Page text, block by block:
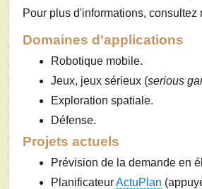
Pour plus d'informations, consultez
Domaines d'applications
Robotique mobile.
Jeux, jeux sérieux (serious
Exploration spatiale.
Défense.
Projets actuels
Prévision de la demande en
PlanificateurActuPlan